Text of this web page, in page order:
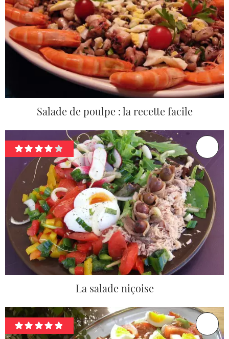
Salade de poulpe : la recette facile
La salade niçoise